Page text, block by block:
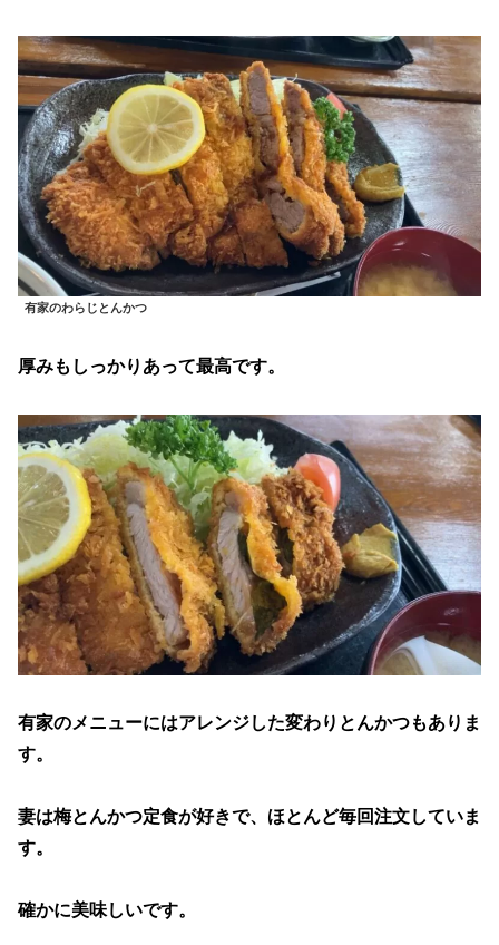
有家のわらじとんかつ
厚みもしっかりあって最高です。
有家のメニューにはアレンジした変わりとんかつもありま
す。
妻は梅とんかつ定食が好きで、ほとんど毎回注文していま
す。
確かに美味しいです。